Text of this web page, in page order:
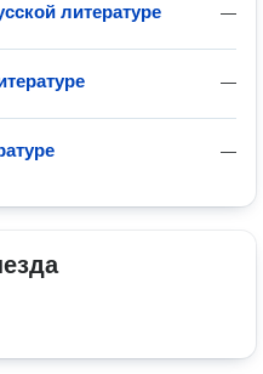
—
литературе
—
—